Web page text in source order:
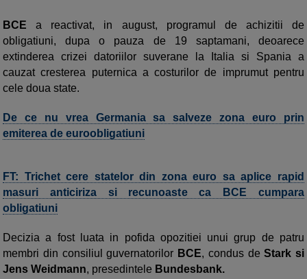
BCE a reactivat, in august, programul de achizitii de
obligatiuni, dupa o pauza de 19 saptamani, deoarece
extinderea crizei datoriilor suverane la Italia si Spania a
cauzat cresterea puternica a costurilor de imprumut pentru
cele doua state.
De ce nu vrea Germania sa salveze zona euro prin
emiterea de euroobligatiuni
FT: Trichet cere statelor din zona euro sa aplice rapid
masuri anticiriza si recunoaste ca BCE cumpara
obligatiuni
Decizia a fost luata in pofida opozitiei unui grup de patru
membri din consiliul guvernatorilor BCE, condus deStark si
Jens Weidmann, presedintele Bundesbank.